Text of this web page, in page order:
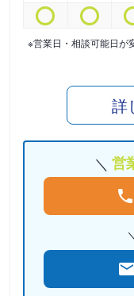
※営業日・相談可能日が
詳
営